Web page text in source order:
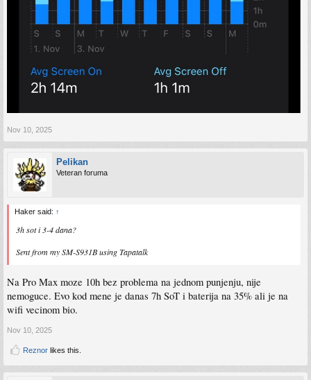
Nov 10, 2025
Pelikan
Veteran foruma
Haker said: ↑
3h sot i 3-4 dana?
Sent from my SM-S931B using Tapatalk
Na Pro Max moze 10h bez problema na jednom punjenju, nije
nemoguce. Evo kod mene je danas 7h SoT i baterija na 35% ali je na
wifi vecinom bio.
Nov 10, 2025
Reznor likes this.